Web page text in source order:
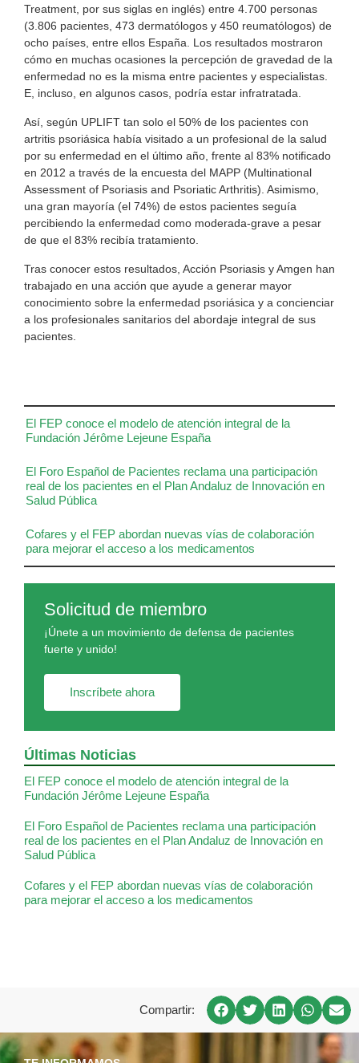
El FEP conoce el modelo de atención integral de la
Fundación Jérôme Lejeune España
El Foro Español de Pacientes reclama una participación
real de los pacientes en el Plan Andaluz de Innovación en
Salud Pública
Cofares y el FEP abordan nuevas vías de colaboración
para mejorar el acceso a los medicamentos
Solicitud de miembro
¡Únete a un movimiento de defensa de pacientes
fuerte y unido!
Inscríbete ahora
Últimas Noticias
El FEP conoce el modelo de atención integral de la
Fundación Jérôme Lejeune España
El Foro Español de Pacientes reclama una participación
real de los pacientes en el Plan Andaluz de Innovación en
Salud Pública
Cofares y el FEP abordan nuevas vías de colaboración
para mejorar el acceso a los medicamentos
Treatment, por sus siglas en inglés) entre 4.700 personas
(3.806 pacientes, 473 dermatólogos y 450 reumatólogos) de
ocho países, entre ellos España. Los resultados mostraron
cómo en muchas ocasiones la percepción de gravedad de la
enfermedad no es la misma entre pacientes y especialistas.
E, incluso, en algunos casos, podría estar infratratada.
Así, según UPLIFT tan solo el 50% de los pacientes con
artritis psoriásica había visitado a un profesional de la salud
por su enfermedad en el último año, frente al 83% notificado
en 2012 a través de la encuesta del MAPP (Multinational
Assessment of Psoriasis and Psoriatic Arthritis). Asimismo,
una gran mayoría (el 74%) de estos pacientes seguía
percibiendo la enfermedad como moderada-grave a pesar
de que el 83% recibía tratamiento.
Tras conocer estos resultados, Acción Psoriasis y Amgen han
trabajado en una acción que ayude a generar mayor
conocimiento sobre la enfermedad psoriásica y a concienciar
a los profesionales sanitarios del abordaje integral de sus
pacientes.
Compartir: